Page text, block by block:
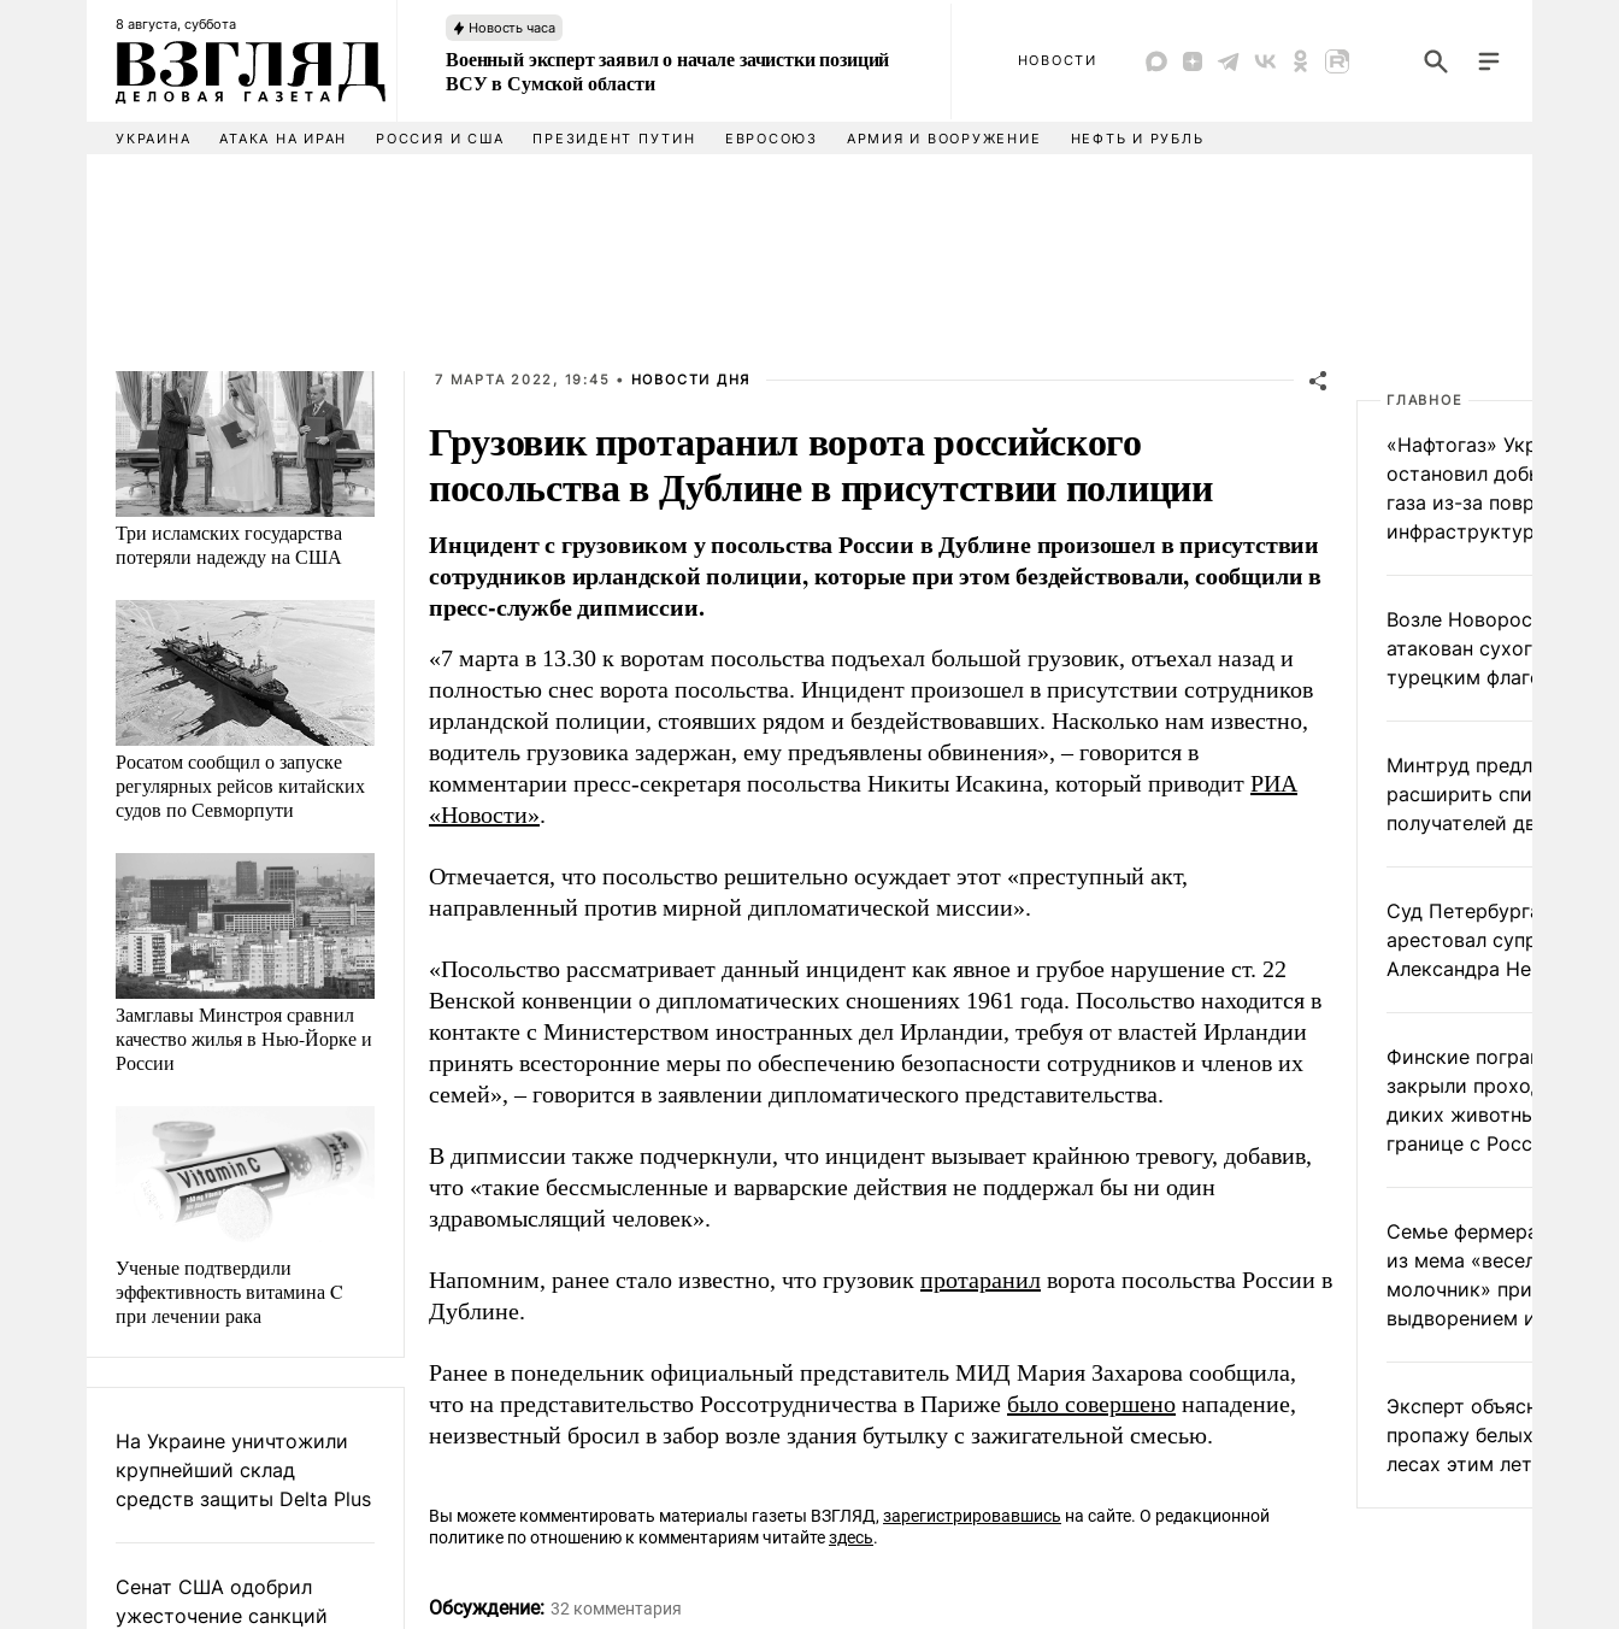
8 августа, суббота Новость часа
Военный эксперт заявил о начале зачистки позиций
ВСУ в Сумской области
НОВОСТИ
УКРАИНА АТАКА НА ИРАН РОССИЯ И США ПРЕЗИДЕНТ ПУТИН ЕВРОСОЮЗ АРМИЯ И ВООРУЖЕНИЕ НЕФТЬ И РУБЛЬ
Три исламских государства
потеряли надежду на США
Росатом сообщил о запуске
регулярных рейсов китайских
судов по Севморпути
Замглавы Минстроя сравнил
качество жилья в Нью-Йорке и
России
Ученые подтвердили
эффективность витамина C
при лечении рака
На Украине уничтожили
крупнейший склад
средств защиты Delta Plus
Сенат США одобрил
ужесточение санкций
7 МАРТА 2022, 19:45 • НОВОСТИ ДНЯ
Грузовик протаранил ворота российского
посольства в Дублине в присутствии полиции
Инцидент с грузовиком у посольства России в Дублине произошел в присутствии
сотрудников ирландской полиции, которые при этом бездействовали, сообщили в
пресс-службе дипмиссии.
«7 марта в 13.30 к воротам посольства подъехал большой грузовик, отъехал назад и
полностью снес ворота посольства. Инцидент произошел в присутствии сотрудников
ирландской полиции, стоявших рядом и бездействовавших. Насколько нам известно,
водитель грузовика задержан, ему предъявлены обвинения», – говорится в
комментарии пресс-секретаря посольства Никиты Исакина, который приводит РИА
«Новости».
Отмечается, что посольство решительно осуждает этот «преступный акт,
направленный против мирной дипломатической миссии».
«Посольство рассматривает данный инцидент как явное и грубое нарушение ст. 22
Венской конвенции о дипломатических сношениях 1961 года. Посольство находится в
контакте с Министерством иностранных дел Ирландии, требуя от властей Ирландии
принять всесторонние меры по обеспечению безопасности сотрудников и членов их
семей», – говорится в заявлении дипломатического представительства.
В дипмиссии также подчеркнули, что инцидент вызывает крайнюю тревогу, добавив,
что «такие бессмысленные и варварские действия не поддержал бы ни один
здравомыслящий человек».
Напомним, ранее стало известно, что грузовик протаранил ворота посольства России в
Дублине.
Ранее в понедельник официальный представитель МИД Мария Захарова сообщила,
что на представительство Россотрудничества в Париже было совершено нападение,
неизвестный бросил в забор возле здания бутылку с зажигательной смесью.
Вы можете комментировать материалы газеты ВЗГЛЯД, зарегистрировавшись на сайте. О редакционной
политике по отношению к комментариям читайтездесь.
Обсуждение: 32 комментария
ГЛАВНОЕ
«Нафтогаз» Украины
остановил добычу
газа из-за повреждения
инфраструктуры
Возле Новороссийска
атакован сухогруз под
турецким флагом
Минтруд предложил
расширить список
получателей двух
Суд Петербурга заочно
арестовал супругу
Александра Невзорова
Финские пограничники
закрыли проходы для
диких животных на
границе с Россией
Семье фермера
из мема «веселый
молочник» пригрозили
выдворением из
Эксперт объяснил
пропажу белых грибов
лесах этим летом